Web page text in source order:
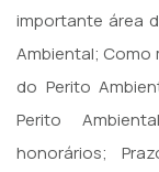
importante área
Ambiental; Como
do Perito
Perito
honorários;